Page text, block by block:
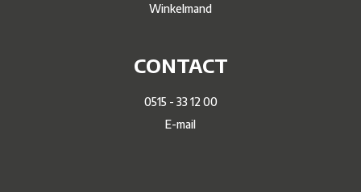
Winkelmand
CONTACT
0515 - 33 12 00
E-mail